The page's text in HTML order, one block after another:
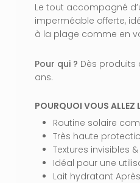
Le tout accompagné
imperméable offerte,
à la plage comme en
Pour qui ? Dès
ans.
POURQUOI VOUS ALLEZ
Routine solaire
Très haute
Textures invisibles
Idéal pour une
Lait hydratant